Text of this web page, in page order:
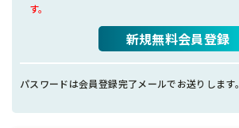
す。
新規無料会員登録
パスワードは会員登録完了メールでお送りします。